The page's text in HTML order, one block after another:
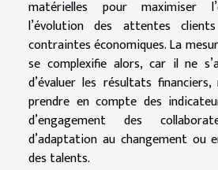
matérielles pour maximiser
l’évolution des attentes
contraintes économiques. La
se complexifie alors, car il ne
d’évaluer les résultats
prendre en compte des
d’engagement des
d’adaptation au changement ou
des talents.